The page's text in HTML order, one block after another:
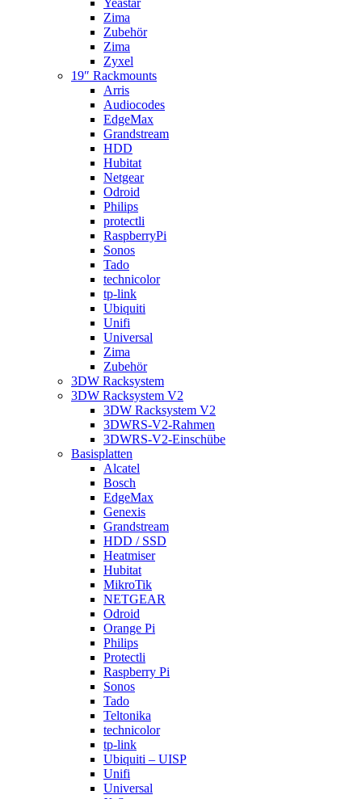
Yeastar
Zima
Zubehör
Zima
Zyxel
19″ Rackmounts
Arris
Audiocodes
EdgeMax
Grandstream
HDD
Hubitat
Netgear
Odroid
Philips
protectli
RaspberryPi
Sonos
Tado
technicolor
tp-link
Ubiquiti
Unifi
Universal
Zima
Zubehör
3DW Racksystem
3DW Racksystem V2
3DW Racksystem V2
3DWRS-V2-Rahmen
3DWRS-V2-Einschübe
Basisplatten
Alcatel
Bosch
EdgeMax
Genexis
Grandstream
HDD / SSD
Heatmiser
Hubitat
MikroTik
NETGEAR
Odroid
Orange Pi
Philips
Protectli
Raspberry Pi
Sonos
Tado
Teltonika
technicolor
tp-link
Ubiquiti – UISP
Unifi
Universal